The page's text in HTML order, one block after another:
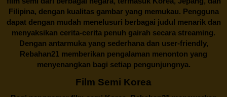
Filipina, dengan kualitas gambar yang memukau. Pengguna
dapat dengan mudah menelusuri berbagai judul menarik dan
menyaksikan cerita-cerita penuh gairah secara streaming.
Dengan antarmuka yang sederhana dan user-friendly,
Rebahan21 memberikan pengalaman menonton yang
menyenangkan bagi setiap pengunjungnya.
Film Semi Korea